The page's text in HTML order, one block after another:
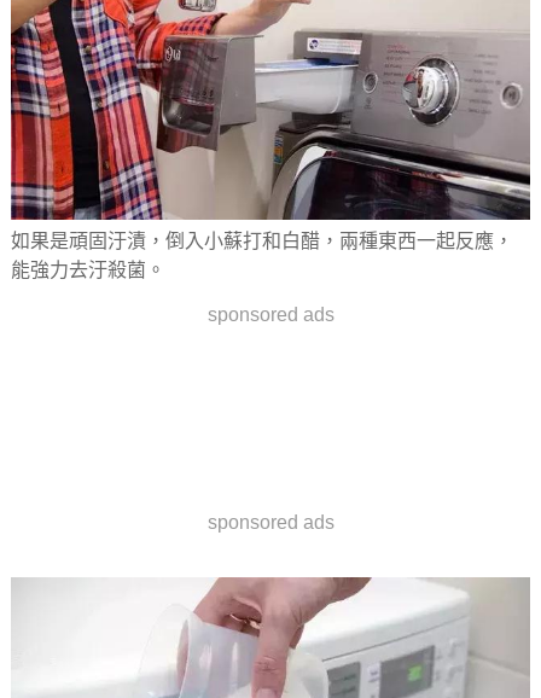
如果是頑固汙漬，倒入小蘇打和白醋，兩種東西一起反應，
能強力去汙殺菌。
sponsored ads
sponsored ads